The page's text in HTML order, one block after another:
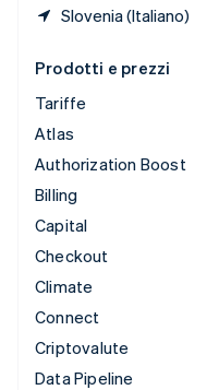
Slovenia (Italiano)
Prodotti e prezzi
Tariffe
Atlas
Authorization Boost
Billing
Capital
Checkout
Climate
Connect
Criptovalute
Data Pipeline